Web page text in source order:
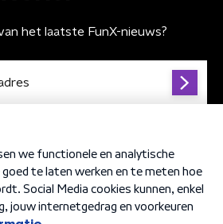
het laatste FunX-nieuws?
Privacybeleid